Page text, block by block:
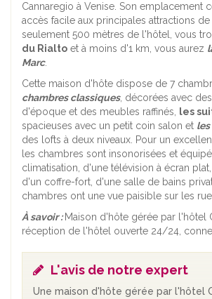
Cannaregio à Venise. Son emplacement
accès facile aux principales attractions de
seulement 500 mètres de l'hôtel, vous
du Rialto et à moins d'1 km, vous aurez
Marc.
Cette maison d'hôte dispose de 7
chambres classiques, décorées avec
d'époque et des meubles raffinés, les
spacieuses avec un petit coin salon et
des lofts à deux niveaux. Pour un
les chambres sont insonorisées et
climatisation, d'une télévision à écran
d'un coffre-fort, d'une salle de bains
chambres ont une vue paisible sur les
À savoir : Maison d'hôte gérée par l'hôtel
réception de l'hôtel ouverte 24/24,
L'avis de notre expert
Une maison d'hôte gérée par l'hôtel